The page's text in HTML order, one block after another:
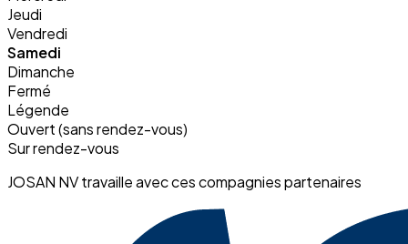
Jeudi
Vendredi
Samedi
Dimanche
Fermé
Légende
Ouvert (sans rendez-vous)
Sur rendez-vous
JOSAN NV travaille avec ces compagnies partenaires